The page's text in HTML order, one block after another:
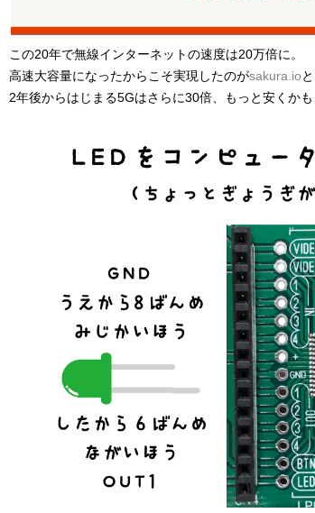
この20年で無線インターネットの速度は20万倍に。
高速大容量になったからこそ実現したのがsakura.io
2年後からはじまる5Gはさらに30倍、もっと安くかも